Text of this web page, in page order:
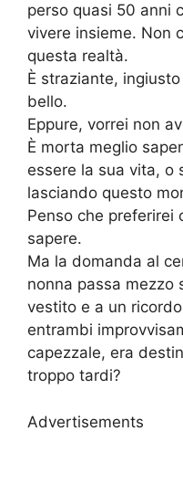
perso quasi 50 anni
vivere insieme. Non
questa realtà.
È straziante,
bello.
Eppure, vorrei non
È morta meglio
essere la sua vita, o
lasciando questo
Penso che preferirei
sapere.
Ma la domanda al
nonna passa mezzo
vestito e a un
entrambi
capezzale, era
troppo tardi?
Advertisements